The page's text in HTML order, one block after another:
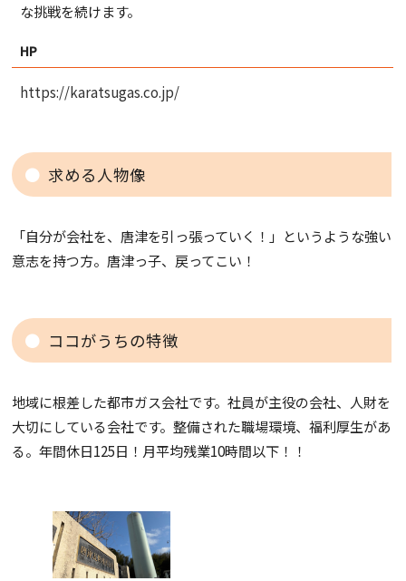
な挑戦を続けます。
HP
https://karatsugas.co.jp/
求める人物像
「自分が会社を、唐津を引っ張っていく！」というような強い
意志を持つ方。唐津っ子、戻ってこい！
ココがうちの特徴
地域に根差した都市ガス会社です。社員が主役の会社、人財を
大切にしている会社です。整備された職場環境、福利厚生があ
る。年間休日125日！月平均残業10時間以下！！